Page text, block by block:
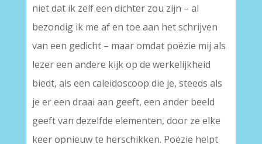
niet dat ik zelf een dichter zou zijn – al
bezondig ik me af en toe aan het schrijven
van een gedicht – maar omdat poëzie mij als
lezer een andere kijk op de werkelijkheid
biedt, als een caleidoscoop die je, steeds als
je er een draai aan geeft, een ander beeld
geeft van dezelfde elementen, door ze elke
keer opnieuw te herschikken. Poëzie helpt